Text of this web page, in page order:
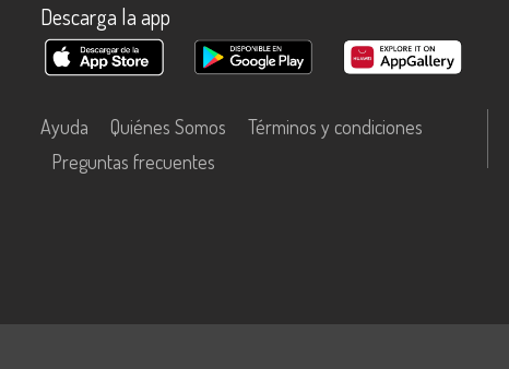
Descarga la app
Ayuda Quiénes Somos
Términos y condiciones
Preguntas frecuentes